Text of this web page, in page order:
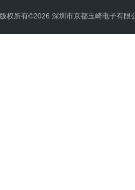
版权所有©2026 深圳市京都玉崎电子有